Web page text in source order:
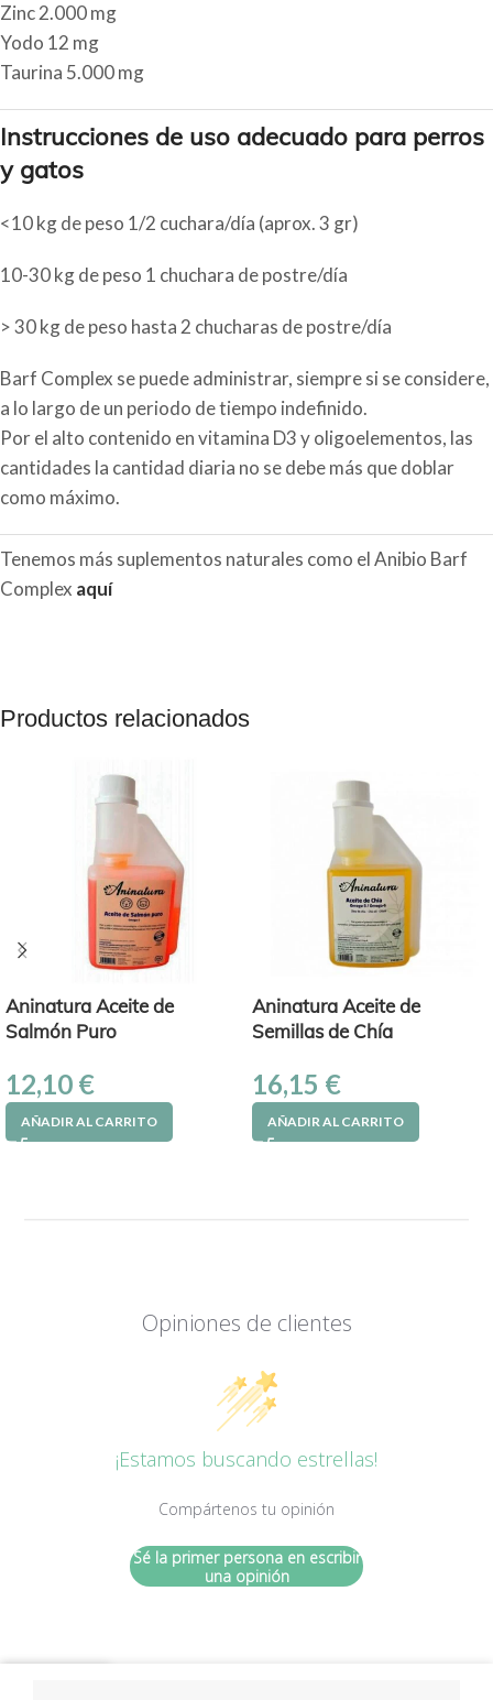
Zinc 2.000 mg
Yodo 12 mg
Taurina 5.000 mg
Instrucciones de uso adecuado para perros
y gatos
<10 kg de peso 1/2 cuchara/día (aprox. 3 gr)
10-30 kg de peso 1 chuchara de postre/día
> 30 kg de peso hasta 2 chucharas de postre/día
Barf Complex se puede administrar, siempre si se considere,
a lo largo de un periodo de tiempo indefinido.
Por el alto contenido en vitamina D3 y oligoelementos, las
cantidades la cantidad diaria no se debe más que doblar
como máximo.
Tenemos más suplementos naturales como el Anibio Barf
Complex aquí
Productos relacionados
Aninatura Aceite de
Salmón Puro
12,10 €
AÑADIR AL CARRITO
Aninatura Aceite de
Semillas de Chía
16,15 €
AÑADIR AL CARRITO
Opiniones de clientes
¡Estamos buscando estrellas!
Compártenos tu opinión
Sé la primer persona en escribir
una opinión